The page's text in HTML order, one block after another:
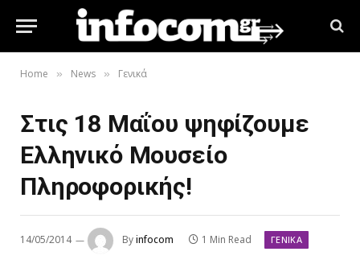
Home » News » Γενικά
Στις 18 Μαΐου ψηφίζουμε
Ελληνικό Μουσείο
Πληροφορικής!
14/05/2014 Byinfocom 1 Min Read ΓΕΝΙΚΆ